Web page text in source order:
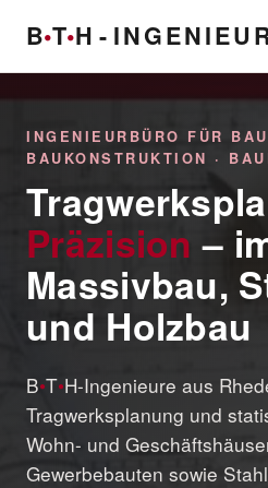
B•T•H -
INGENIEURBÜRO FÜR
BAUKONSTRUKTION ·
Präzision –
Massivbau,
und Holzbau
B•T•H-Ingenieure aus
Tragwerksplanung und
Wohn- und
Gewerbebauten sowie